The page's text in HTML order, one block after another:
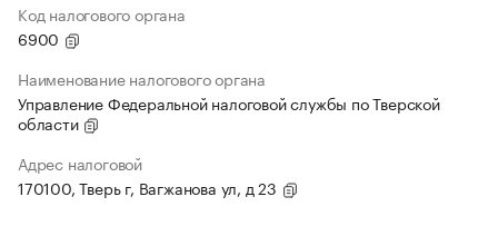
Код налогового органа
6900
Наименование налогового органа
Управление Федеральной налоговой службы по Тверской
области
Адрес налоговой
170100, Тверь г, Вагжанова ул, д 23